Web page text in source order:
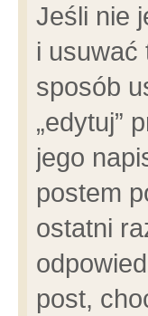
Jeśli nie
i usuwać
sposób
„edytuj”
jego
postem
ostatni
post,